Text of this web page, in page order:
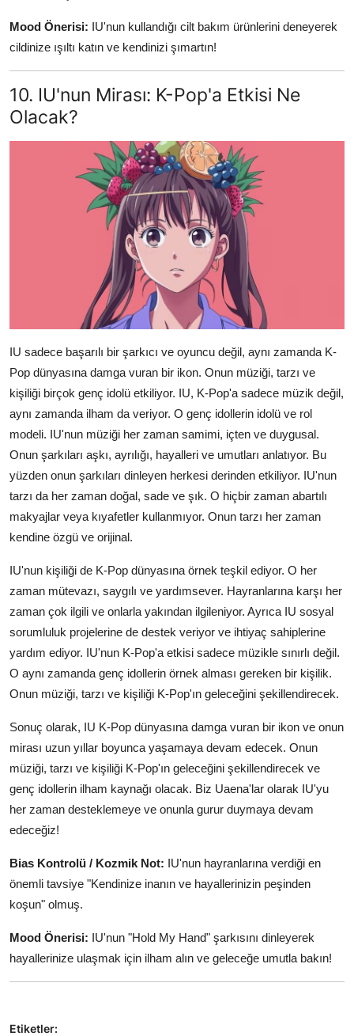
Mood Önerisi: IU'nun kullandığı cilt bakım ürünlerini deneyerek
cildinize ışıltı katın ve kendinizi şımartın!
10. IU'nun Mirası: K-Pop'a Etkisi Ne
Olacak?
IU sadece başarılı bir şarkıcı ve oyuncu değil, aynı zamanda K-
Pop dünyasına damga vuran bir ikon. Onun müziği, tarzı ve
kişiliği birçok genç idolü etkiliyor. IU, K-Pop'a sadece müzik değil,
aynı zamanda ilham da veriyor. O genç idollerin idolü ve rol
modeli. IU'nun müziği her zaman samimi, içten ve duygusal.
Onun şarkıları aşkı, ayrılığı, hayalleri ve umutları anlatıyor. Bu
yüzden onun şarkıları dinleyen herkesi derinden etkiliyor. IU'nun
tarzı da her zaman doğal, sade ve şık. O hiçbir zaman abartılı
makyajlar veya kıyafetler kullanmıyor. Onun tarzı her zaman
kendine özgü ve orijinal.
IU'nun kişiliği de K-Pop dünyasına örnek teşkil ediyor. O her
zaman mütevazı, saygılı ve yardımsever. Hayranlarına karşı her
zaman çok ilgili ve onlarla yakından ilgileniyor. Ayrıca IU sosyal
sorumluluk projelerine de destek veriyor ve ihtiyaç sahiplerine
yardım ediyor. IU'nun K-Pop'a etkisi sadece müzikle sınırlı değil.
O aynı zamanda genç idollerin örnek alması gereken bir kişilik.
Onun müziği, tarzı ve kişiliği K-Pop'ın geleceğini şekillendirecek.
Sonuç olarak, IU K-Pop dünyasına damga vuran bir ikon ve onun
mirası uzun yıllar boyunca yaşamaya devam edecek. Onun
müziği, tarzı ve kişiliği K-Pop'ın geleceğini şekillendirecek ve
genç idollerin ilham kaynağı olacak. Biz Uaena'lar olarak IU'yu
her zaman desteklemeye ve onunla gurur duymaya devam
edeceğiz!
Bias Kontrolü / Kozmik Not: IU'nun hayranlarına verdiği en
önemli tavsiye "Kendinize inanın ve hayallerinizin peşinden
koşun" olmuş.
Mood Önerisi: IU'nun "Hold My Hand" şarkısını dinleyerek
hayallerinize ulaşmak için ilham alın ve geleceğe umutla bakın!
Etiketler: